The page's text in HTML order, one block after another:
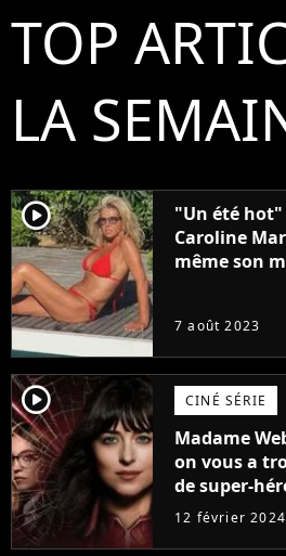
TOP
LA
player2
"Un été hot"
Caroline
même son
7 août 2023
player2 CINÉ SÉRIE
Madame
on vous a
de super-
12 février 2024